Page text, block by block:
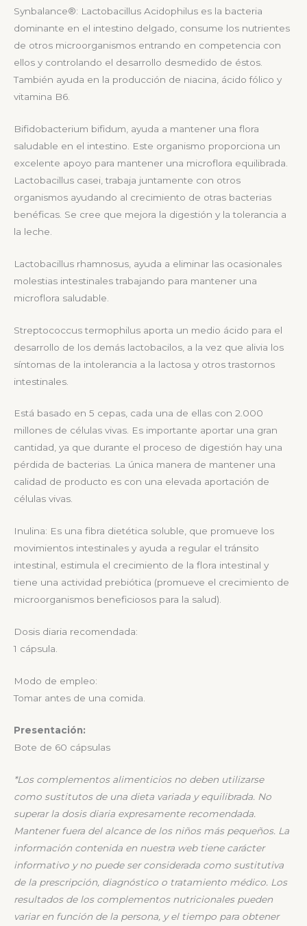
Synbalance®: Lactobacillus Acidophilus es la bacteria
dominante en el intestino delgado, consume los nutrientes
de otros microorganismos entrando en competencia con
ellos y controlando el desarrollo desmedido de éstos.
También ayuda en la producción de niacina, ácido fólico y
vitamina B6.
Bifidobacterium bifidum, ayuda a mantener una flora
saludable en el intestino. Este organismo proporciona un
excelente apoyo para mantener una microflora equilibrada.
Lactobacillus casei, trabaja juntamente con otros
organismos ayudando al crecimiento de otras bacterias
benéficas. Se cree que mejora la digestión y la tolerancia a
la leche.
Lactobacillus rhamnosus, ayuda a eliminar las ocasionales
molestias intestinales trabajando para mantener una
microflora saludable.
Streptococcus termophilus aporta un medio ácido para el
desarrollo de los demás lactobacilos, a la vez que alivia los
síntomas de la intolerancia a la lactosa y otros trastornos
intestinales.
Está basado en 5 cepas, cada una de ellas con 2.000
millones de células vivas. Es importante aportar una gran
cantidad, ya que durante el proceso de digestión hay una
pérdida de bacterias. La única manera de mantener una
calidad de producto es con una elevada aportación de
células vivas.
Inulina: Es una fibra dietética soluble, que promueve los
movimientos intestinales y ayuda a regular el tránsito
intestinal, estimula el crecimiento de la flora intestinal y
tiene una actividad prebiótica (promueve el crecimiento de
microorganismos beneficiosos para la salud).
Dosis diaria recomendada:
1 cápsula.
Modo de empleo:
Tomar antes de una comida.
Presentación:
Bote de 60 cápsulas
*Los complementos alimenticios no deben utilizarse
como sustitutos de una dieta variada yequilibrada. No
superar la dosis diaria expresamente recomendada.
Mantener fuera del alcance de los niños más pequeños. La
información contenida en nuestra web tiene carácter
informativo y no puede ser considerada como sustitutiva
de la prescripción, diagnóstico o tratamiento médico. Los
resultados de los complementos nutricionales pueden
variar en función de la persona, y el tiempo para obtener